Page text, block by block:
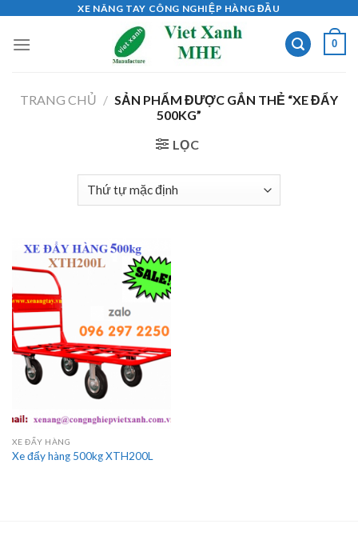
content
XE NÂNG TAY CÔNG NGHIỆP HÀNG ĐẦU
0
TRANG CHỦ / SẢN PHẨM ĐƯỢC GẮN THẺ “XE ĐẨY
500KG”
LỌC
XE ĐẨY HÀNG
Xe đẩy hàng 500kg XTH200L